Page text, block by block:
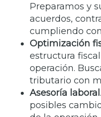
Preparamos y
acuerdos,
cumpliendo
Optimización
estructura
operación.
tributario con
Asesoría laboral
posibles